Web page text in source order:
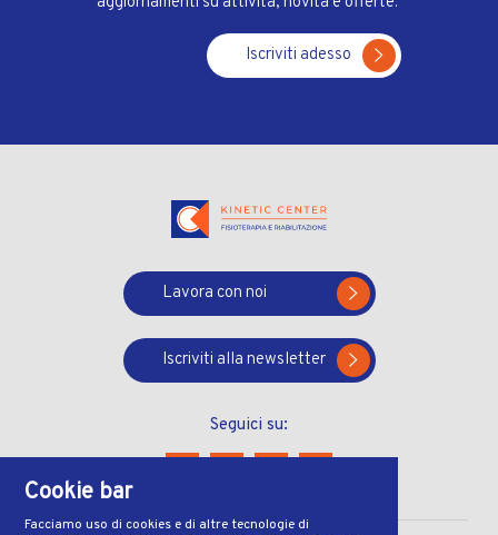
Iscriviti adesso
Lavora con noi
Iscriviti alla newsletter
Seguici su:
Cookie bar
Facciamo uso di cookies e di altre tecnologie di